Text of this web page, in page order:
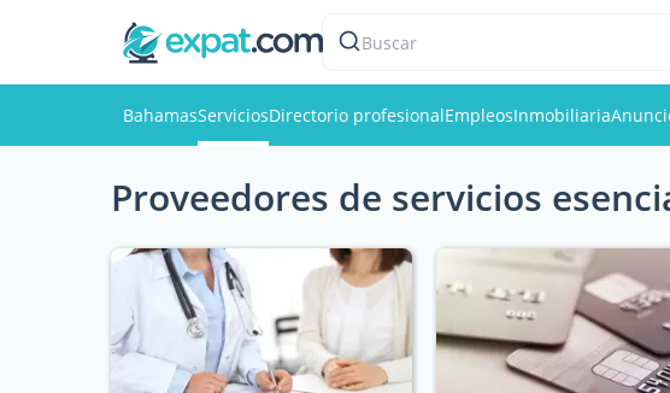
Buscar
BahamasServiciosDirectorio profesionalEmpleosInmobiliaria
Proveedores de servicios